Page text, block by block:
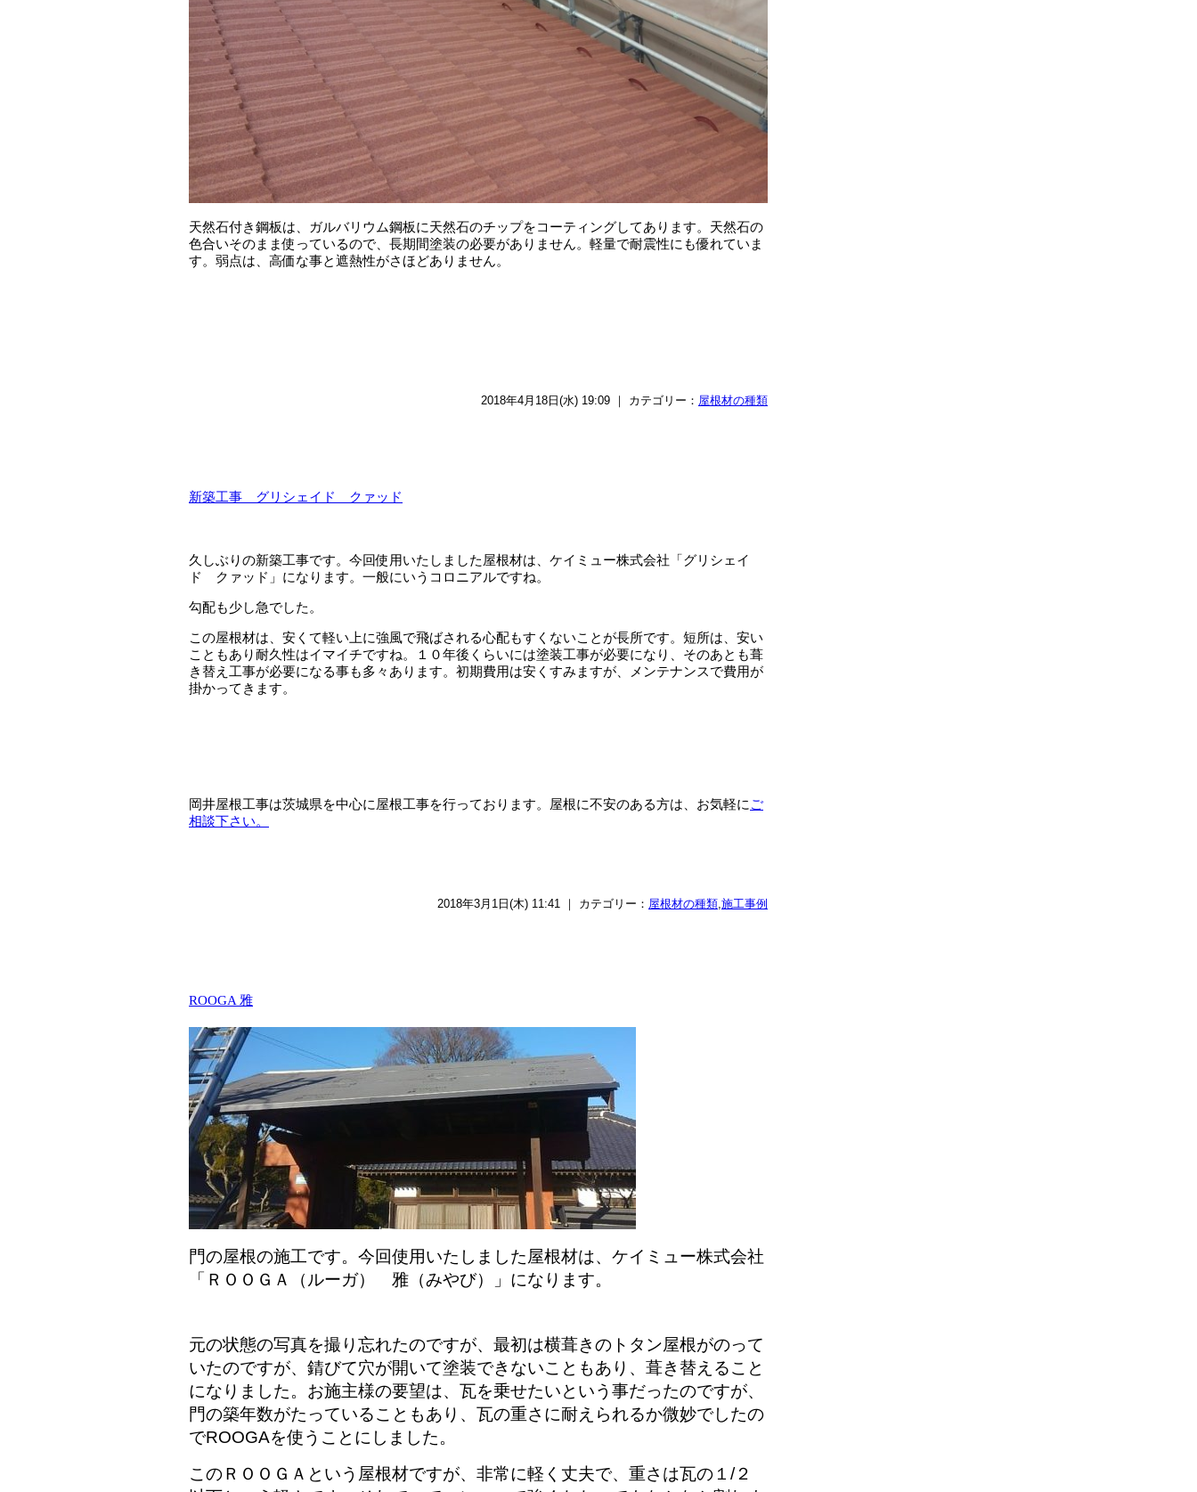
天然石付き鋼板は、ガルバリウム鋼板に天然石のチップをコーティングしてあります。天然石の
色合いそのまま使っているので、長期間塗装の必要がありません。軽量で耐震性にも優れていま
す。弱点は、高価な事と遮熱性がさほどありません。
2018年4月18日(水) 19:09 ｜ カテゴリー： 屋根材の種類
新築工事 グリシェイド クァッド
久しぶりの新築工事です。今回使用いたしました屋根材は、ケイミュー株式会社「グリシェイ
ド クァッド」になります。一般にいうコロニアルですね。
勾配も少し急でした。
この屋根材は、安くて軽い上に強風で飛ばされる心配もすくないことが長所です。短所は、安い
こともあり耐久性はイマイチですね。１０年後くらいには塗装工事が必要になり、そのあとも葺
き替え工事が必要になる事も多々あります。初期費用は安くすみますが、メンテナンスで費用が
掛かってきます。
岡井屋根工事は茨城県を中心に屋根工事を行っております。屋根に不安のある方は、お気軽に ご
相談下さい。
2018年3月1日(木) 11:41 ｜ カテゴリー： 屋根材の種類 施工事例
ROOGA 雅
門の屋根の施工です。今回使用いたしました屋根材は、ケイミュー株式会社
「ＲＯＯＧＡ（ルーガ） 雅（みやび）」になります。
元の状態の写真を撮り忘れたのですが、最初は横葺きのトタン屋根がのって
いたのですが、錆びて穴が開いて塗装できないこともあり、葺き替えること
になりました。お施主様の要望は、瓦を乗せたいという事だったのですが、
門の築年数がたっていることもあり、瓦の重さに耐えられるか微妙でしたの
でROOGAを使うことにしました。
このＲＯＯＧＡという屋根材ですが、非常に軽く丈夫で、重さは瓦の１/２